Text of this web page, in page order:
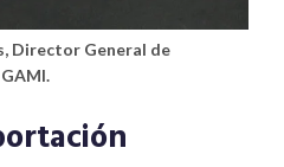
Director General de